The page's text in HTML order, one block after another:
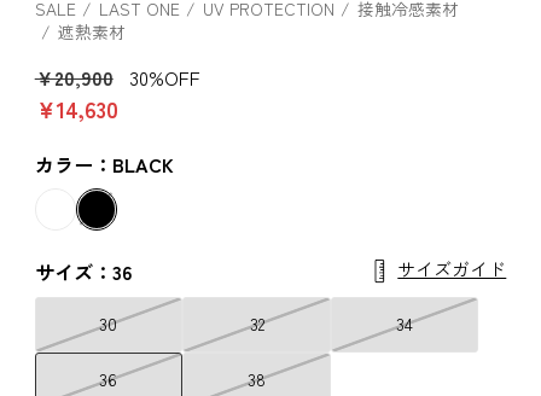
SALE LAST ONE UV PROTECTION
接触冷感素材
遮熱素材
￥20,900 30%OFF
￥14,630
カラー：BLACK
サイズ：36 サイズガイド
30 32 34
36 38